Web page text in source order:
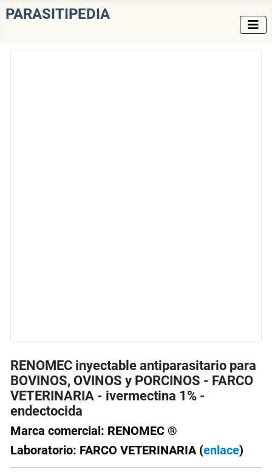
PARASITIPEDIA
RENOMEC inyectable antiparasitario para
BOVINOS, OVINOS y PORCINOS - FARCO
VETERINARIA - ivermectina 1% -
endectocida
Marca comercial: RENOMEC ®
Laboratorio: FARCO VETERINARIA (enlace)